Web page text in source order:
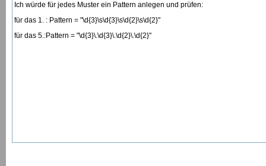
Ich würde für jedes Muster ein Pattern anlegen und prüfen:
für das 1. : Pattern = "\d{3}\s\d{3}\s\d{2}\s\d{2}"
für das 5.:Pattern = "\d{3}\.\d{3}\.\d{2}\.\d{2}"